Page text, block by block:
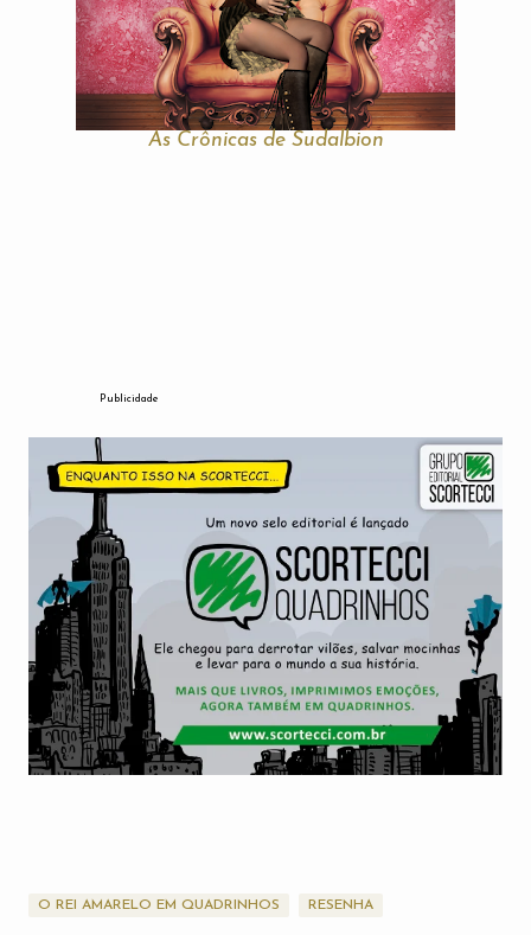
As Crônicas de Sudalbion
Publicidade
O REI AMARELO EM QUADRINHOS RESENHA